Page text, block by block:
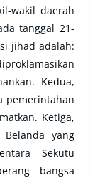
wakil daerah
tanggal 21-
jihad adalah:
Kedua,
pemerintahan
Ketiga,
yang
Sekutu
bangsa